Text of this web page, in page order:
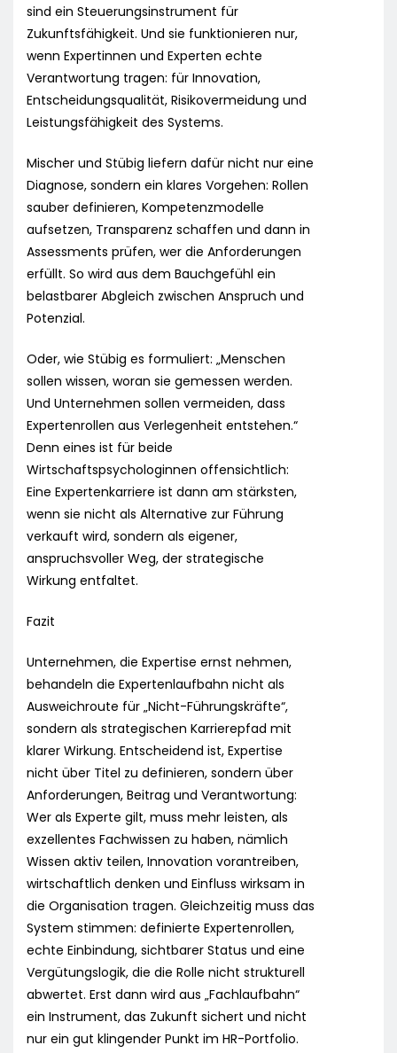
sind ein Steuerungsinstrument für
Zukunftsfähigkeit. Und sie funktionieren nur,
wenn Expertinnen und Experten echte
Verantwortung tragen: für Innovation,
Entscheidungsqualität, Risikovermeidung und
Leistungsfähigkeit des Systems.
Mischer und Stübig liefern dafür nicht nur eine
Diagnose, sondern ein klares Vorgehen: Rollen
sauber definieren, Kompetenzmodelle
aufsetzen, Transparenz schaffen und dann in
Assessments prüfen, wer die Anforderungen
erfüllt. So wird aus dem Bauchgefühl ein
belastbarer Abgleich zwischen Anspruch und
Potenzial.
Oder, wie Stübig es formuliert: „Menschen
sollen wissen, woran sie gemessen werden.
Und Unternehmen sollen vermeiden, dass
Expertenrollen aus Verlegenheit entstehen.“
Denn eines ist für beide
Wirtschaftspsychologinnen offensichtlich:
Eine Expertenkarriere ist dann am stärksten,
wenn sie nicht als Alternative zur Führung
verkauft wird, sondern als eigener,
anspruchsvoller Weg, der strategische
Wirkung entfaltet.
Fazit
Unternehmen, die Expertise ernst nehmen,
behandeln die Expertenlaufbahn nicht als
Ausweichroute für „Nicht-Führungskräfte“,
sondern als strategischen Karrierepfad mit
klarer Wirkung. Entscheidend ist, Expertise
nicht über Titel zu definieren, sondern über
Anforderungen, Beitrag und Verantwortung:
Wer als Experte gilt, muss mehr leisten, als
exzellentes Fachwissen zu haben, nämlich
Wissen aktiv teilen, Innovation vorantreiben,
wirtschaftlich denken und Einfluss wirksam in
die Organisation tragen. Gleichzeitig muss das
System stimmen: definierte Expertenrollen,
echte Einbindung, sichtbarer Status und eine
Vergütungslogik, die die Rolle nicht strukturell
abwertet. Erst dann wird aus „Fachlaufbahn“
ein Instrument, das Zukunft sichert und nicht
nur ein gut klingender Punkt im HR-Portfolio.